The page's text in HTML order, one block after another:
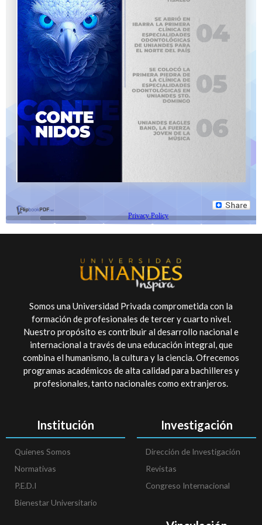
Somos una Universidad Privada comprometida con la
formación de profesionales de tercer y cuarto nivel.
Nuestro propósito es contribuir al desarrollo nacional e
internacional a través de una educación integral, que
combina el humanismo, la cultura y la ciencia. Ofrecemos
programas académicos de alta calidad para bachilleres y
profesionales, tanto nacionales como extranjeros.
Institución
Quienes Somos
Normativas
P.E.D.I
Bienestar Universitario
Investigación
Dirección de Investigación
Revistas
Congreso Internacional